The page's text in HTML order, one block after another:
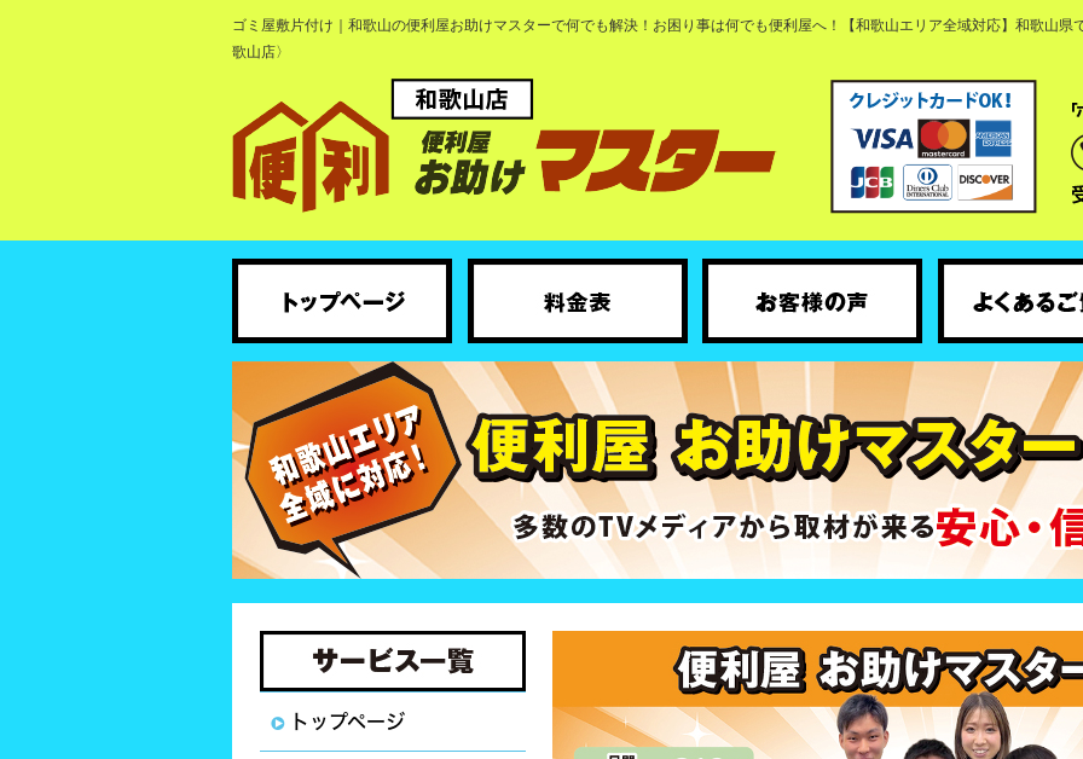
ゴミ屋敷片付け｜和歌山の便利屋お助けマスターで何でも解決！お困り事は何でも便利屋へ！【和歌山エリア全域対応】和歌山
歌山店〉
トップページ